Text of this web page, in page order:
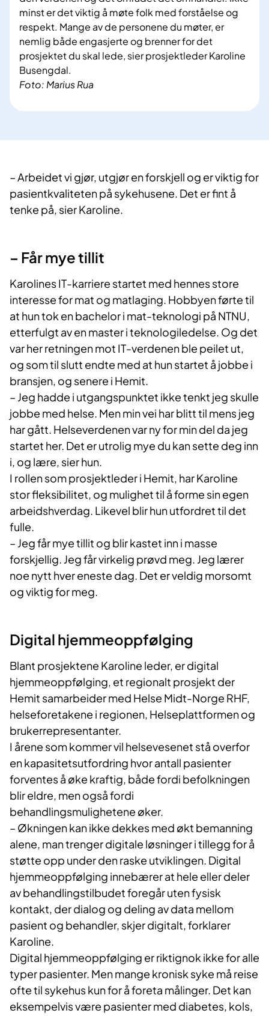
Foto: Marius Rua
minst er det viktig å møte folk med forståelse og
respekt. Mange av de personene du møter, er
nemlig både engasjerte og brenner for det
prosjektet du skal lede, sier prosjektleder Karoline
Busengdal.
– Arbeidet vi gjør, utgjør en forskjell og er viktig for
pasientkvaliteten på sykehusene. Det er fint å
tenke på, sier Karoline.
– Får mye tillit
Karolines IT-karriere startet med hennes store
interesse for mat og matlaging. Hobbyen førte til
at hun tok en bachelor i mat-teknologi på NTNU,
etterfulgt av en master i teknologiledelse. Og det
var her retningen mot IT-verdenen ble peilet ut,
og som til slutt endte med at hun startet å jobbe i
bransjen, og senere i Hemit.
– Jeg hadde i utgangspunktet ikke tenkt jeg skulle
jobbe med helse. Men min vei har blitt til mens jeg
har gått. Helseverdenen var ny for min del da jeg
startet her. Det er utrolig mye du kan sette deg inn
i, og lære, sier hun.
I rollen som prosjektleder i Hemit, har Karoline
stor fleksibilitet, og mulighet til å forme sin egen
arbeidshverdag. Likevel blir hun utfordret til det
fulle.
– Jeg får mye tillit og blir kastet inn i masse
forskjellig. Jeg får virkelig prøvd meg. Jeg lærer
noe nytt hver eneste dag. Det er veldig morsomt
og viktig for meg.
Digital hjemmeoppfølging
Blant prosjektene Karoline leder, er digital
hjemmeoppfølging, et regionalt prosjekt der
Hemit samarbeider med Helse Midt-Norge RHF,
helseforetakene i regionen, Helseplattformen og
brukerrepresentanter.
I årene som kommer vil helsevesenet stå overfor
en kapasitetsutfordring hvor antall pasienter
forventes å øke kraftig, både fordi befolkningen
blir eldre, men også fordi
behandlingsmulighetene øker.
– Økningen kan ikke dekkes med økt bemanning
alene, man trenger digitale løsninger i tillegg for å
støtte opp under den raske utviklingen. Digital
hjemmeoppfølging innebærer at hele eller deler
av behandlingstilbudet foregår uten fysisk
kontakt, der dialog og deling av data mellom
pasient og behandler, skjer digitalt, forklarer
Karoline.
Digital hjemmeoppfølging er riktignok ikke for alle
typer pasienter. Men mange kronisk syke må reise
ofte til sykehus kun for å foreta målinger. Det kan
eksempelvis være pasienter med diabetes, kols,